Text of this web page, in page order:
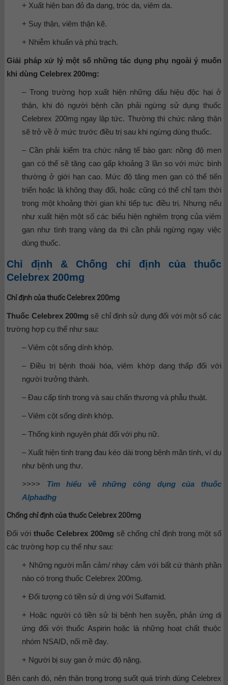
+ Xuất hiện ban đỏ đa dạng, tróc da, viêm da.
+ Suy thận, viêm thận kẽ.
+ Nhiễm khuẩn và phù trạch.
Giải pháp xử lý một số những tác dụng phụ ngoài ý muốn
khi dùng Celebrex 200mg:
– Trong trường hợp xuất hiện những dấu hiệu độc hại ở
thận, khi đó người bệnh cần phải ngừng sử dụng thuốc
Celebrex 200mg ngay lập tức. Thường thì chức năng thận
sẽ trở về ở mức trước điều trị sau khi ngừng dùng thuốc.
– Cần phải kiểm tra chức năng tế bào gan: nồng độ men
gan có thể sẽ tăng cao gấp khoảng 3 lần so với mức bình
thường ở giới hạn cao. Mức độ tăng men gan có thể tiến
triển hoặc là không thay đổi, hoặc cũng có thể chỉ tạm thời
trong một khoảng thời gian khi tiếp tục điều trị. Nhưng nếu
như xuất hiện một số các biểu hiện nghiêm trọng của viêm
gan như tình trạng vàng da thì cần phải ngừng ngay việc
dùng thuốc.
Chỉ định & Chống chỉ định của thuốc
Celebrex 200mg
Chỉ định của thuốc Celebrex 200mg
Thuốc Celebrex 200mg sẽ chỉ định sử dụng đối với một số các
trường hợp cụ thể như sau:
– Viêm cột sống dính khớp.
– Điều trị bệnh thoái hóa, viêm khớp dạng thấp đối với
người trưởng thành.
– Đau cấp tính trong và sau chấn thương và phẫu thuật.
– Viêm cột sống dính khớp.
– Thống kinh nguyên phát đối với phụ nữ.
– Xuất hiện tình trạng đau kéo dài trong bệnh mãn tính, ví dụ
như bệnh ung thư.
>>>> Tìm hiểu về những công dụng của thuốc
Alphadhg
Chống chỉ định của thuốc Celebrex 200mg
Đối vớithuốc Celebrex 200mg sẽ chống chỉ định trong một số
các trường hợp cụ thể như sau:
+ Những người mẫn cảm/ nhạy cảm với bất cứ thành phần
nào có trong thuốc Celebrex 200mg.
+ Đối tượng có tiền sử dị ứng với Sulfamid.
+ Hoặc người có tiền sử bị bệnh hen suyễn, phản ứng dị
ứng đối với thuốc Aspirin hoặc là những hoạt chất thuộc
nhóm NSAID, nổi mề đay.
+ Người bị suy gan ở mức độ nặng.
Bên cạnh đó, nên thận trọng trong suốt quá trình dùng Celebrex